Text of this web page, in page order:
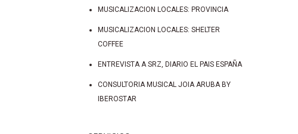
MUSICALIZACION LOCALES: PROVINCIA
MUSICALIZACION LOCALES: SHELTER
COFFEE
ENTREVISTA A SRZ, DIARIO EL PAIS ESPAÑA
CONSULTORIA MUSICAL JOIA ARUBA BY
IBEROSTAR